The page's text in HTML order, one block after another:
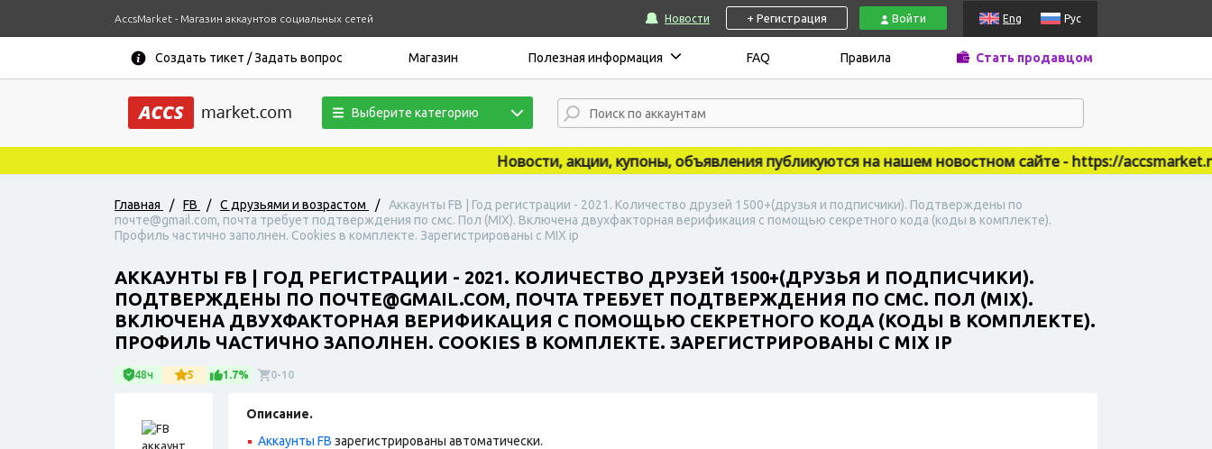
AccsMarket - Магазин аккаунтов социальных сетей Новости + Регистрация Войти Eng Рус
Создать тикет / Задать вопрос Магазин Полезная информация FAQ Правила Стать продавцом
Выберите категорию
Новости, акции, купоны, объявления публикуются на нашем новостном сайте - https://accsmarket.news
Главная / FB / С друзьями и возрастом /
Аккаунты FB | Год регистрации - 2021. Количество друзей 1500+(друзья и подписчики). Подтверждены по
почте@gmail.com, почта требует подтверждения по смс. Пол (MIX). Включена двухфакторная верификация с помощью секретного кода (коды в комплекте).
Профиль частично заполнен. Cookies в комплекте. Зарегистрированы с MIX ip
АККАУНТЫ FB | ГОД РЕГИСТРАЦИИ - 2021. КОЛИЧЕСТВО ДРУЗЕЙ 1500+(ДРУЗЬЯ И ПОДПИСЧИКИ).
ПОДТВЕРЖДЕНЫ ПО ПОЧТЕ@GMAIL.COM, ПОЧТА ТРЕБУЕТ ПОДТВЕРЖДЕНИЯ ПО СМС. ПОЛ (MIX).
ВКЛЮЧЕНА ДВУХФАКТОРНАЯ ВЕРИФИКАЦИЯ С ПОМОЩЬЮ СЕКРЕТНОГО КОДА (КОДЫ В КОМПЛЕКТЕ).
ПРОФИЛЬ ЧАСТИЧНО ЗАПОЛНЕН. COOKIES В КОМПЛЕКТЕ. ЗАРЕГИСТРИРОВАНЫ С MIX IP
48ч 5 1.7% 0-10
Описание.
Аккаунты FB зарегистрированы автоматически.